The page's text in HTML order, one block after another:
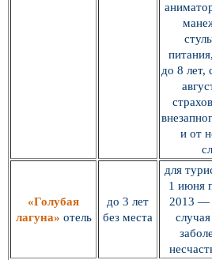
до 8 лет,
и от
«Голубая
лагуна» отель
до 3 лет
без места
для
1 июня
2013 —